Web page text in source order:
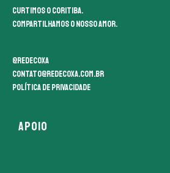
Curtimos o coritiba.
Compartilhamos o nosso amor.
@redecoxa
contato@redecoxa.com.br
Política de Privacidade
APOIO